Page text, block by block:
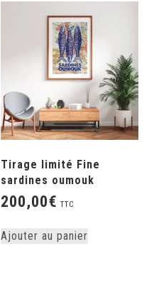
Tirage limité Fine
sardines oumouk
200,00€ TTC
Ajouter au panier